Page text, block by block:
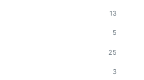
13
5
25
3